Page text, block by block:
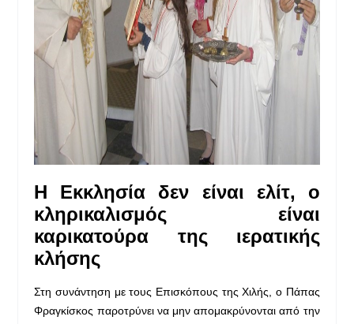
Η Εκκλησία δεν είναι ελίτ, ο
κληρικαλισμός είναι
καρικατούρα της ιερατικής
κλήσης
Στη συνάντηση με τους Επισκόπους της Χιλής, ο Πάπας
Φραγκίσκος παροτρύνει να μην απομακρύνονται από την